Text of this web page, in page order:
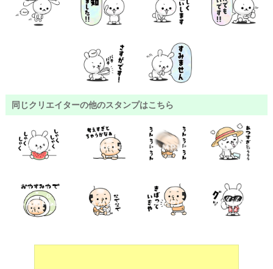
同じクリエイターの他のスタンプはこちら